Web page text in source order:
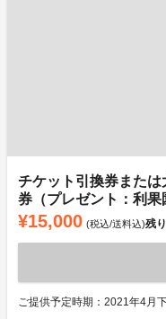
チケット引換券また
券（プレゼント：利
¥15,000 (税込/送料込)残り
ご提供予定時期：2021年4月